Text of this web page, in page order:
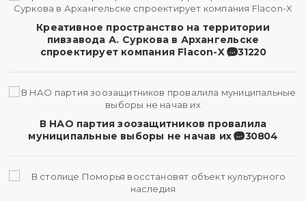
Креативное пространство на территории
пивзавода А. Суркова в Архангельске
спроектирует компания Flacon-X
31220
В НАО партия зоозащитников провалила
муниципальные выборы не начав их
30804